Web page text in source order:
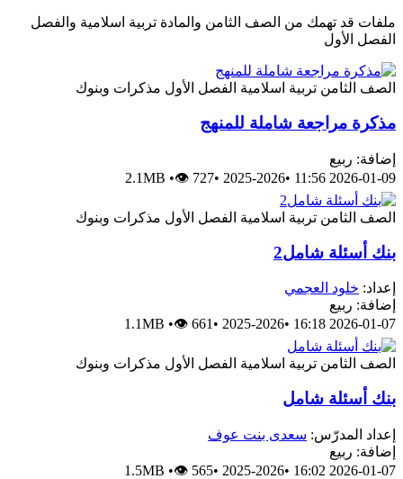
قد تهمك من الصف الثامن والمادة تربية اسلامية والفصل
الأول
الثامن تربية اسلامية الفصل الأول مذكرات وبنوك
مراجعة شاملة للمنهج
ربيع
2026-01-09
•
2025-2026
•
2.1MB •👁 727
الثامن تربية اسلامية الفصل الأول مذكرات وبنوك
أسئلة شامل2
خلود العجمي
ربيع
2026-01-07
•
2025-2026
•
1.1MB •👁 661
الثامن تربية اسلامية الفصل الأول مذكرات وبنوك
أسئلة شامل
المدرّس: سعدى بنت عوف
ربيع
2026-01-07
•
2025-2026
•
1.5MB •👁 565